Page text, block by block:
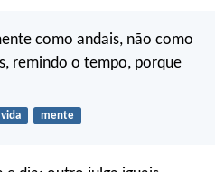
como andais, não como
remindo o tempo, porque
vida mente